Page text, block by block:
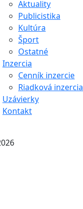
Aktuality
Publicistika
Kultúra
Šport
Ostatné
Inzercia
Cenník inzercie
Riadková inzercia
Uzávierky
Kontakt